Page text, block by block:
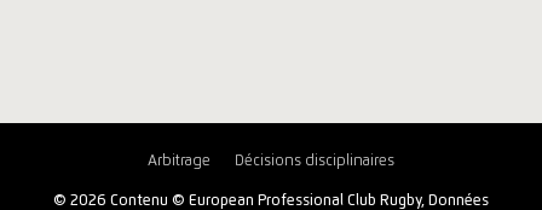
Arbitrage Décisions disciplinaires
© 2026 Contenu © European Professional Club Rugby, Données